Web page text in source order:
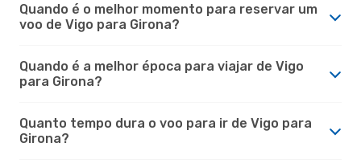
Quando é o melhor momento para reservar um
voo de Vigo para Girona?
Quando é a melhor época para viajar de Vigo
para Girona?
Quanto tempo dura o voo para ir de Vigo para
Girona?